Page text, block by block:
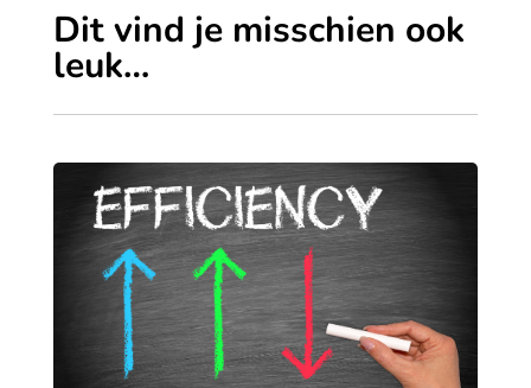
Dit vind je misschien ook
leuk…